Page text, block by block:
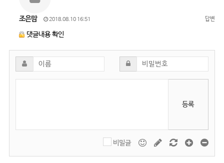
조은맘 2018.08.10 16:51 답변
댓글내용 확인
등록
비밀글